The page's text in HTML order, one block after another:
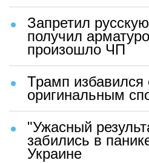
Запретил
получил
произошло ЧП
Трамп избавился
оригинальным
"Ужасный
забились в
Украине